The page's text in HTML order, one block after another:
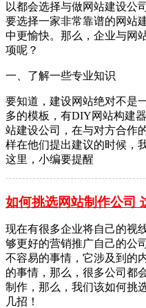
以都会选择与做网站建设公
要选择一家非常靠谱的网站
中更愉快。那么，企业与网
项呢？
一、了解一些专业知识
要知道，建设网站绝对不是
多的模板，有DIY网站构建
站建设公司，在与对方合作
样在他们提出建议的时候，
这里，小编要提醒
如何挑选网站制作公司
现在有很多企业将自己的视
够更好的营销推广自己的公
不容易的事情，它涉及到的
的事情，那么，很多公司都
制作，那么，我们该如何挑
几招！